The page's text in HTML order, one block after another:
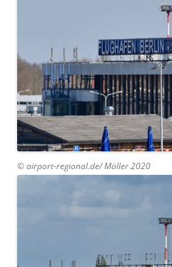
© airport-regional.de/ Möller 2020